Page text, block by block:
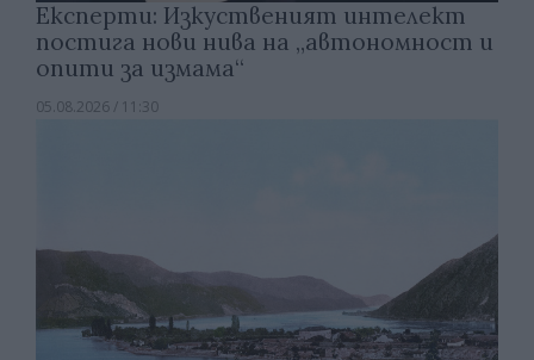
Експерти: Изкуственият интелект
постига нови нива на „автономност и
опити за измама“
05.08.2026 / 11:30